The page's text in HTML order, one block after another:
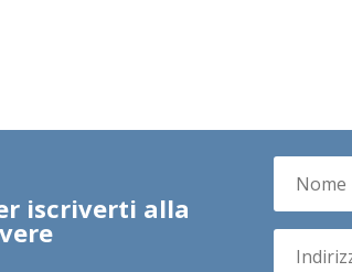
iscriverti alla